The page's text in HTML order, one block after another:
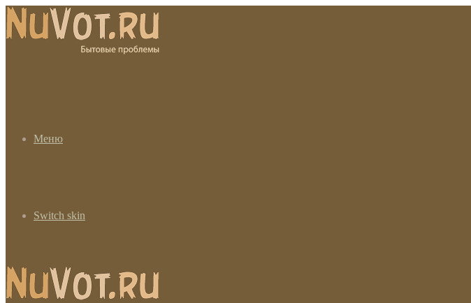
Меню
Switch skin